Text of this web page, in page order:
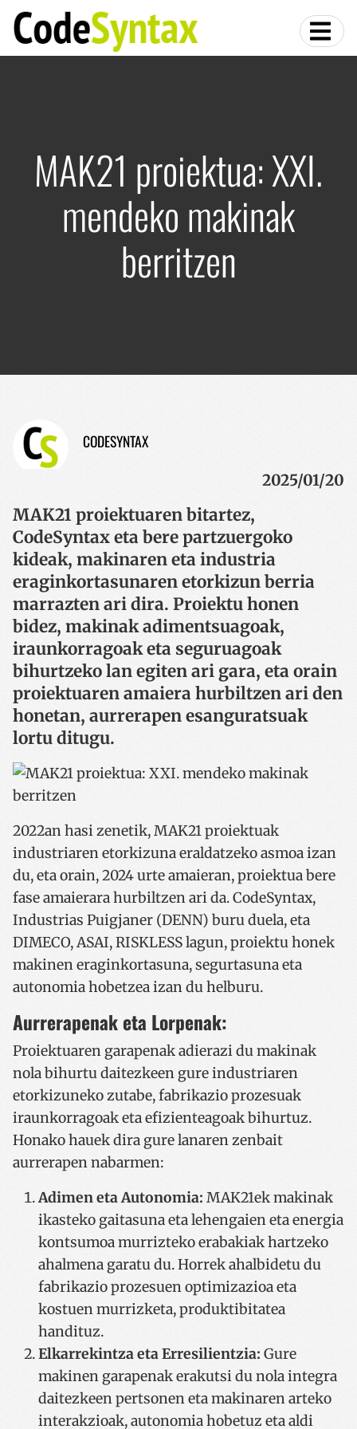
MAK21 proiektua: XXI.
mendeko makinak
berritzen
CODESYNTAX
2025/01/20
MAK21 proiektuaren bitartez,
CodeSyntax eta bere partzuergoko
kideak, makinaren eta industria
eraginkortasunaren etorkizun berria
marrazten ari dira. Proiektu honen
bidez, makinak adimentsuagoak,
iraunkorragoak eta seguruagoak
bihurtzeko lan egiten ari gara, eta orain
proiektuaren amaiera hurbiltzen ari den
honetan, aurrerapen esanguratsuak
lortu ditugu.
2022an hasi zenetik, MAK21 proiektuak
industriaren etorkizuna eraldatzeko asmoa izan
du, eta orain, 2024 urte amaieran, proiektua bere
fase amaierara hurbiltzen ari da. CodeSyntax,
Industrias Puigjaner (DENN) buru duela, eta
DIMECO, ASAI, RISKLESS lagun, proiektu honek
makinen eraginkortasuna, segurtasuna eta
autonomia hobetzea izan du helburu.
Aurrerapenak eta Lorpenak:
Proiektuaren garapenak adierazi du makinak
nola bihurtu daitezkeen gure industriaren
etorkizuneko zutabe, fabrikazio prozesuak
iraunkorragoak eta efizienteagoak bihurtuz.
Honako hauek dira gure lanaren zenbait
aurrerapen nabarmen:
Adimen eta Autonomia: MAK21ek makinak
ikasteko gaitasuna eta lehengaien eta energia
kontsumoa murrizteko erabakiak hartzeko
ahalmena garatu du. Horrek ahalbidetu du
fabrikazio prozesuen optimizazioa eta
kostuen murrizketa, produktibitatea
handituz.
Elkarrekintza eta Erresilientzia: Gure
makinen garapenak erakutsi du nola integra
daitezkeen pertsonen eta makinaren arteko
interakzioak, autonomia hobetuz eta aldi